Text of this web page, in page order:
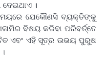
ଦେଇଥାଏ ।
ଯେକୌଣସି ବ୍ୟକ୍ତିଙ୍କୁ
ବିଷୟ କରିବା ପରିବର୍ତ୍ତେ
ଏବଂ ଏହି ସୂତ୍ର ଉଭୟ ପୁରୁଷ